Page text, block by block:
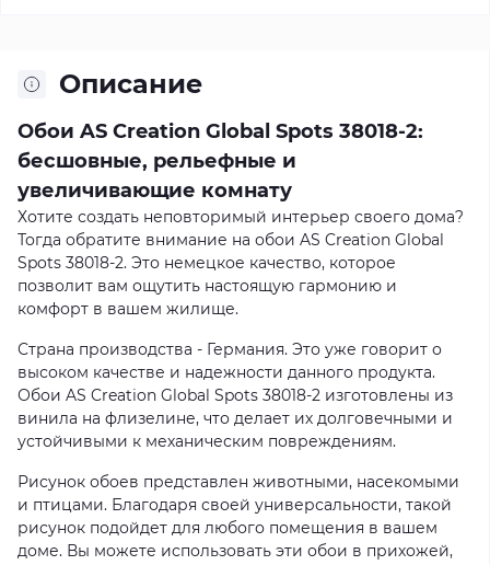
Описание
Обои AS Creation Global Spots 38018-2:
бесшовные, рельефные и
увеличивающие комнату
Хотите создать неповторимый интерьер своего дома?
Тогда обратите внимание на обои AS Creation Global
Spots 38018-2. Это немецкое качество, которое
позволит вам ощутить настоящую гармонию и
комфорт в вашем жилище.
Страна производства - Германия. Это уже говорит о
высоком качестве и надежности данного продукта.
Обои AS Creation Global Spots 38018-2 изготовлены из
винила на флизелине, что делает их долговечными и
устойчивыми к механическим повреждениям.
Рисунок обоев представлен животными, насекомыми
и птицами. Благодаря своей универсальности, такой
рисунок подойдет для любого помещения в вашем
доме. Вы можете использовать эти обои в прихожей,